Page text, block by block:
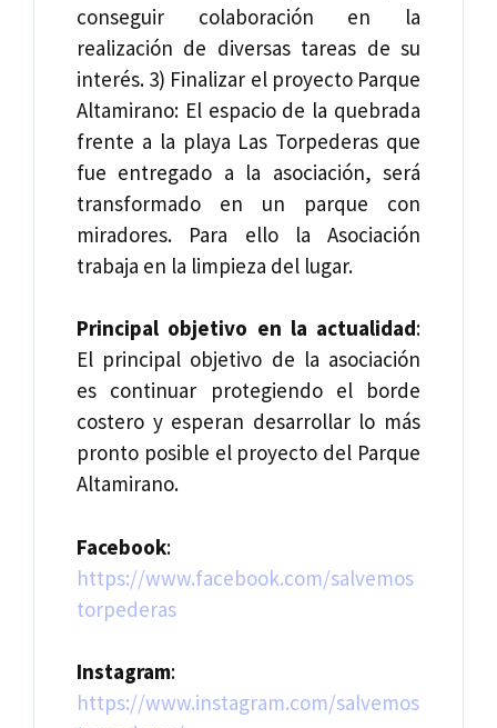
conseguir colaboración en la
realización de diversas tareas de su
interés. 3) Finalizar el proyecto Parque
Altamirano: El espacio de la quebrada
frente a la playa Las Torpederas que
fue entregado a la asociación, será
transformado en un parque con
miradores. Para ello la Asociación
trabaja en la limpieza del lugar.
Principal objetivo en la actualidad:
El principal objetivo de la asociación
es continuar protegiendo el borde
costero y esperan desarrollar lo más
pronto posible el proyecto del Parque
Altamirano.
Facebook:
https://www.facebook.com/salvemos
torpederas
Instagram:
https://www.instagram.com/salvemos